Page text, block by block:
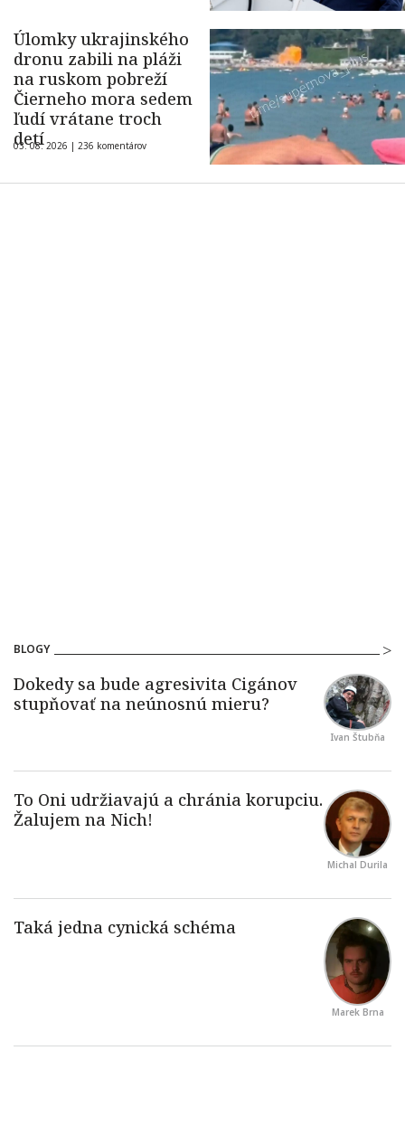
Úlomky ukrajinského
dronu zabili na pláži
na ruskom pobreží
Čierneho mora sedem
ľudí vrátane troch
detí
03. 08. 2026 | 236 komentárov
BLOGY
Ivan Štubňa
Michal Durila
Marek Brna